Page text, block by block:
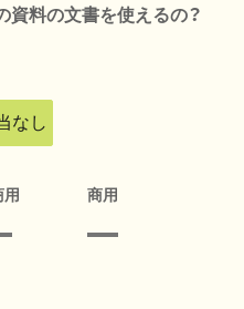
資料の文書を使えるの？
なし
用 商用